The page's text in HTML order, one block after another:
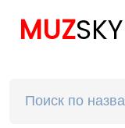
MUZSKY